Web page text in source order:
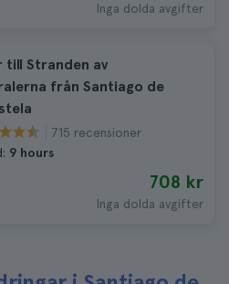
Inga dolda avgifter
till Stranden av
från Santiago de
715 recensioner
9 hours
708 kr
Inga dolda avgifter